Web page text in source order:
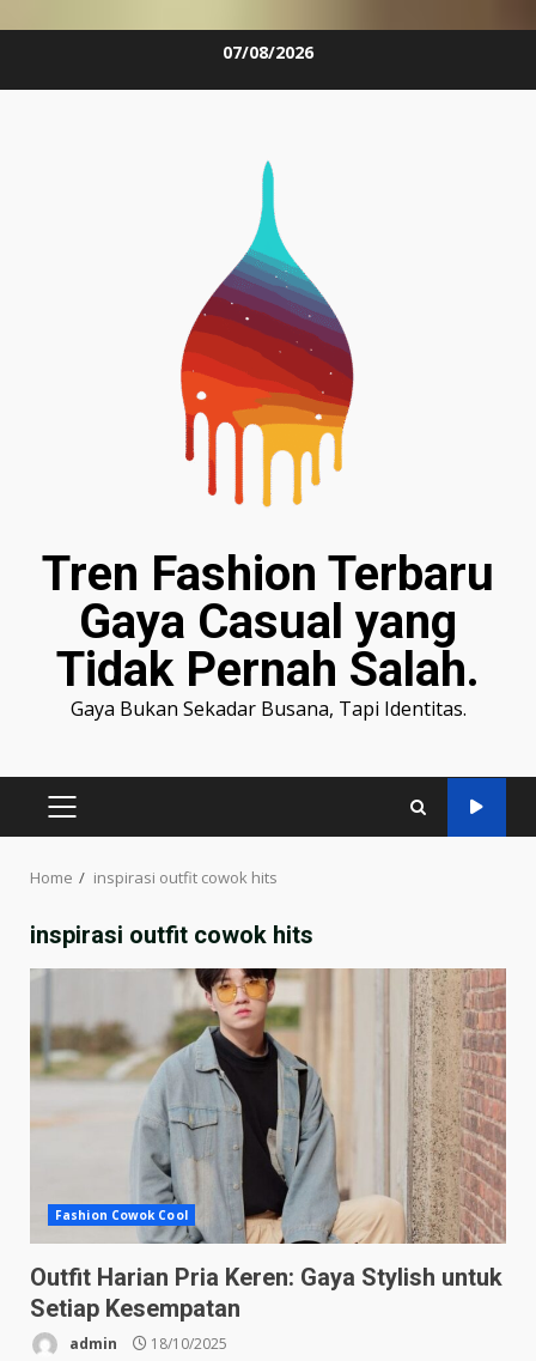
07/08/2026
Tren Fashion Terbaru
Gaya Casual yang
Tidak Pernah Salah.
Gaya Bukan Sekadar Busana, Tapi Identitas.
PRIMARY
Home inspirasi outfit cowok hits
inspirasi outfit cowok hits
Fashion Cowok Cool
Outfit Harian Pria Keren: Gaya Stylish untuk
Setiap Kesempatan
admin 18/10/2025